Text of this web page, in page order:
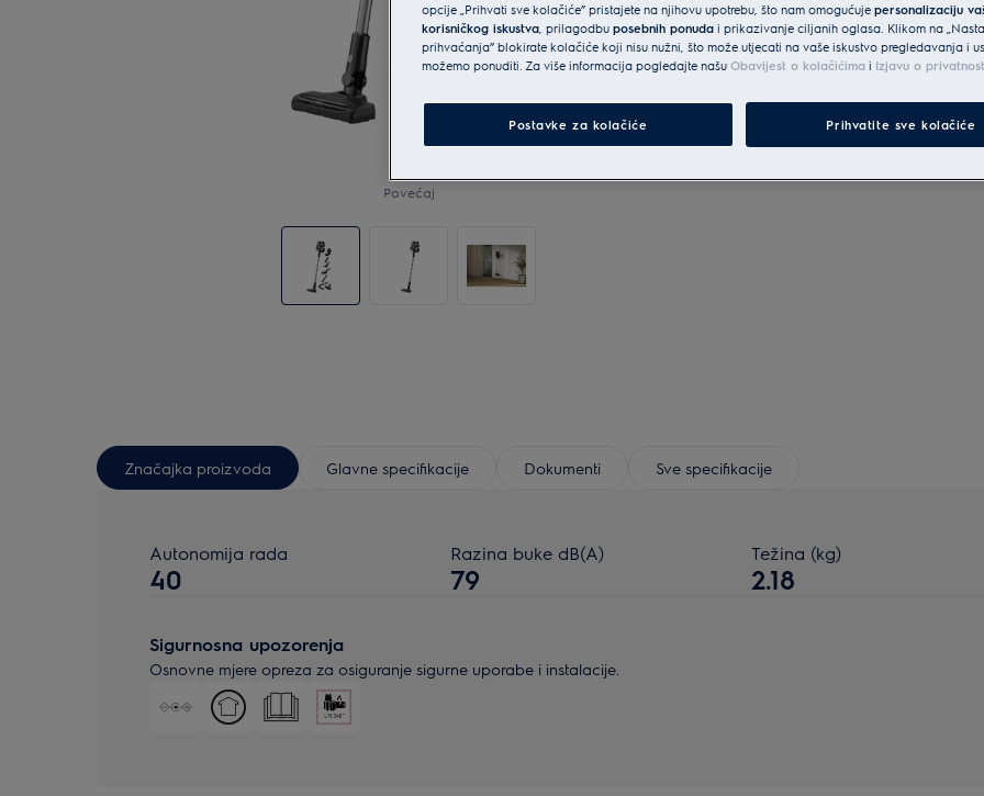
Povećaj
Značajka proizvoda Glavne specifikacije Dokumenti Sve specifikacije
Autonomija rada
40
Razina buke dB(A)
79
Težina (kg)
2.18
Sigurnosna upozorenja
Osnovne mjere opreza za osiguranje sigurne uporabe i instalacije.
opcije „Prihvati sve kolačiće” pristajete na njihovu upotrebu, što nam omogućuje personalizaciju
korisničkog iskustva, prilagodbu posebnih ponuda i prikazivanje ciljanih oglasa. Klikom na
prihvaćanja” blokirate kolačiće koji nisu nužni, što može utjecati na vaše iskustvo pregledavanja i
možemo ponuditi. Za više informacija pogledajte našu Obavijest o kolačićima i Izjavu o
Postavke za kolačiće Prihvatite sve kolačiće